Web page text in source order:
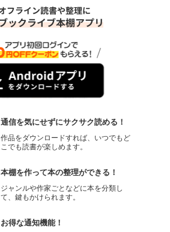
通信を気にせずにサクサク読める！
作品をダウンロードすれば、いつでもど
こでも読書が楽しめます。
本棚を作って本の整理ができる！
ジャンルや作家ごとなどに本を分類し
て、鍵もかけられます。
お得な通知機能！